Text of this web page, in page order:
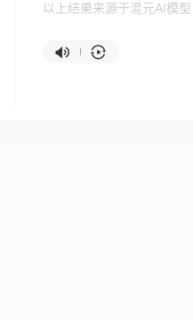
以上结果来源于混元AI模型